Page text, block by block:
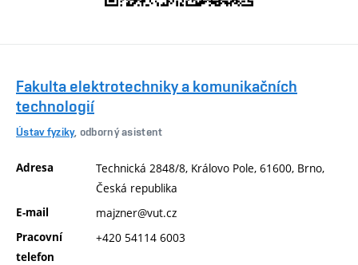
Fakulta elektrotechniky a komunikačních
technologií
Ústav fyziky, odborný asistent
Adresa
Technická 2848/8, Královo Pole, 61600, Brno,
Česká republika
E-mail majzner@vut.cz
Pracovní
telefon
+420 54114 6003